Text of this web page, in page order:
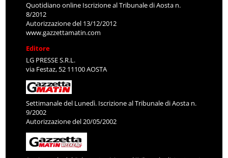
Quotidiano online Iscrizione al Tribunale di Aosta n.
8/2012
Autorizzazione del 13/12/2012
www.gazzettamatin.com
Editore
LG PRESSE S.R.L.
via Festaz, 52 11100 AOSTA
Settimanale del Lunedì. Iscrizione al Tribunale di Aosta n.
9/2002
Autorizzazione del 20/05/2002